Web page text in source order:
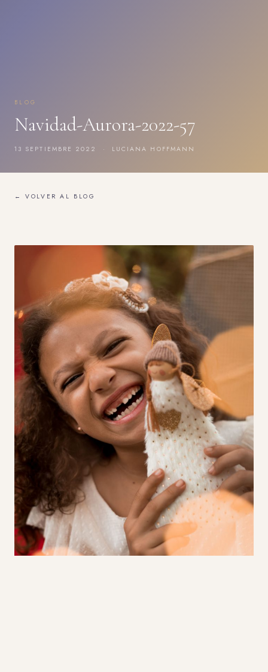
BLOG
Navidad-Aurora-2022-57
13 SEPTIEMBRE 2022 · LUCIANA HOFFMANN
← VOLVER AL BLOG